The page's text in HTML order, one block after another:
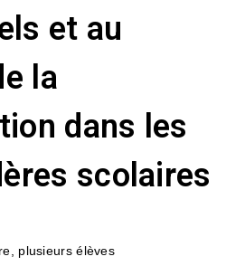
et au
la
dans les
scolaires
plusieurs élèves